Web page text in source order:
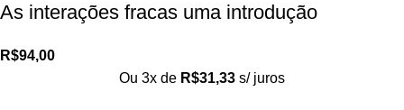
As interações fracas uma introdução
R$94,00
Ou 3x de R$31,33 s/ juros